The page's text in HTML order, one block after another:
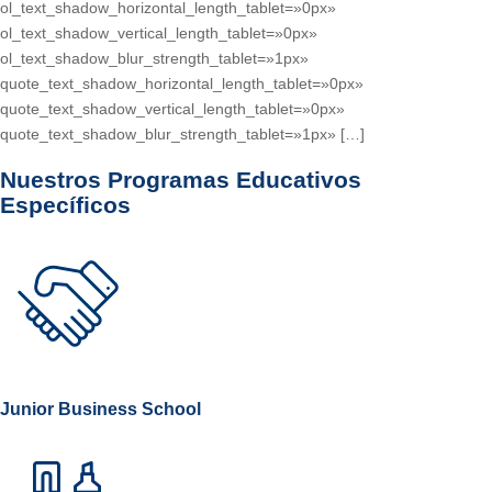
ol_text_shadow_horizontal_length_tablet=»0px»
ol_text_shadow_vertical_length_tablet=»0px»
ol_text_shadow_blur_strength_tablet=»1px»
quote_text_shadow_horizontal_length_tablet=»0px»
quote_text_shadow_vertical_length_tablet=»0px»
quote_text_shadow_blur_strength_tablet=»1px» […]
Nuestros Programas Educativos
Específicos
Junior Business School